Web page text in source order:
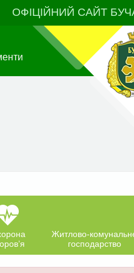
ОФІЦІЙНИЙ САЙТ
Житлово-
господарство